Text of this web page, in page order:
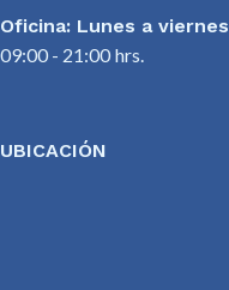
Oficina: Lunes a viernes
09:00 - 21:00 hrs.
UBICACIÓN